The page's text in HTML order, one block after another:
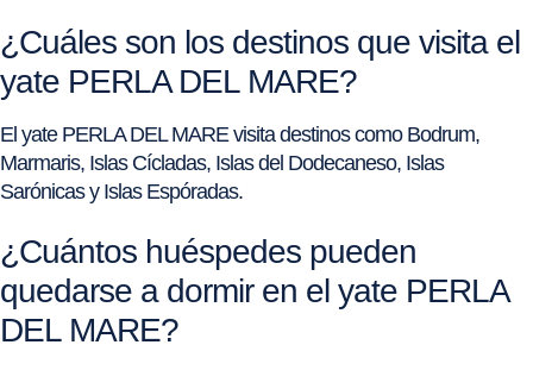
¿Cuáles son los destinos que visita el
yate PERLA DEL MARE?
El yate PERLA DEL MARE visita destinos como Bodrum,
Marmaris, Islas Cícladas, Islas del Dodecaneso, Islas
Sarónicas y Islas Espóradas.
¿Cuántos huéspedes pueden
quedarse a dormir en el yate PERLA
DEL MARE?